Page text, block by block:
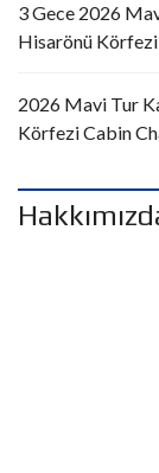
3 Gece 2026
Hisarönü
2026 Mavi Tur
Körfezi Cabin